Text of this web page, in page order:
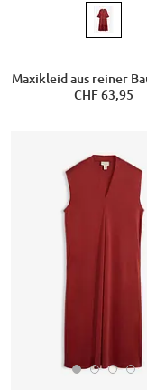
Maxikleid aus reiner
CHF 63,95